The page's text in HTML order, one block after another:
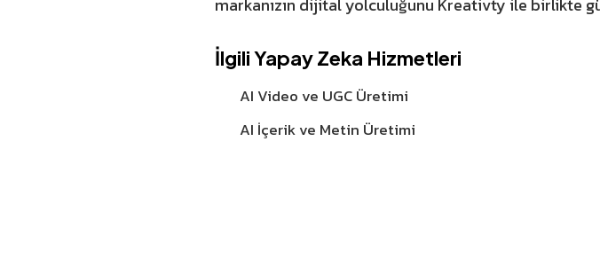
markanızın dijital yolculuğunu Kreativty ile birlikte
İlgili Yapay Zeka Hizmetleri
AI Video ve UGC Üretimi
AI İçerik ve Metin Üretimi